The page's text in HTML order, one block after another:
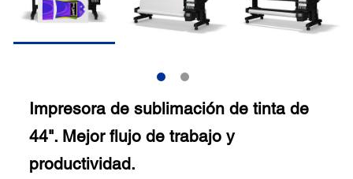
Impresora de sublimación de tinta de
44". Mejor flujo de trabajo y
productividad.